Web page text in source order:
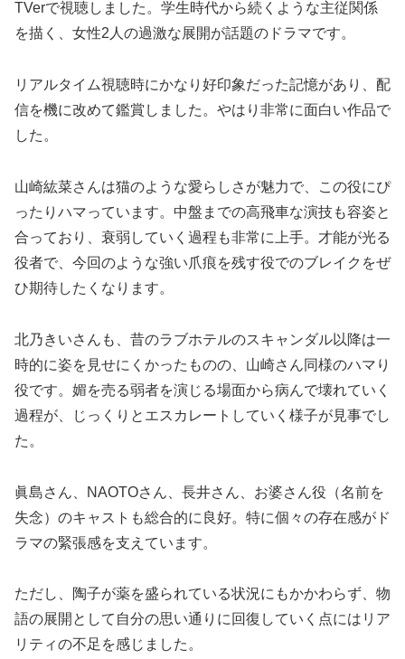
TVerで視聴しました。学生時代から続くような主従関係
を描く、女性2人の過激な展開が話題のドラマです。
リアルタイム視聴時にかなり好印象だった記憶があり、配
信を機に改めて鑑賞しました。やはり非常に面白い作品で
した。
山崎紘菜さんは猫のような愛らしさが魅力で、この役にぴ
ったりハマっています。中盤までの高飛車な演技も容姿と
合っており、衰弱していく過程も非常に上手。才能が光る
役者で、今回のような強い爪痕を残す役でのブレイクをぜ
ひ期待したくなります。
北乃きいさんも、昔のラブホテルのスキャンダル以降は一
時的に姿を見せにくかったものの、山崎さん同様のハマり
役です。媚を売る弱者を演じる場面から病んで壊れていく
過程が、じっくりとエスカレートしていく様子が見事でし
た。
眞島さん、NAOTOさん、長井さん、お婆さん役（名前を
失念）のキャストも総合的に良好。特に個々の存在感がド
ラマの緊張感を支えています。
ただし、陶子が薬を盛られている状況にもかかわらず、物
語の展開として自分の思い通りに回復していく点にはリア
リティの不足を感じました。